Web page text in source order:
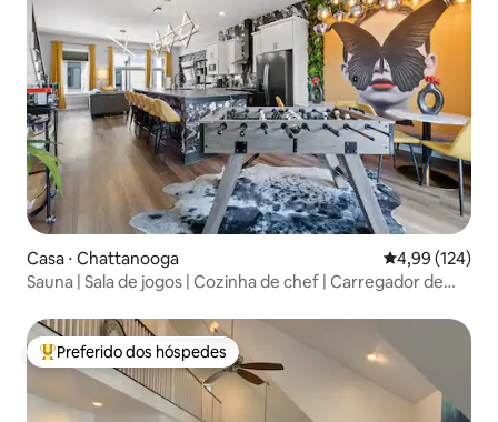
Casa ⋅ Chattanooga 4,99 de uma
4,99 (124)
Sauna | Sala de jogos | Cozinha de chef | Carregador de
Entre os melhores preferidos dos hóspedes
Preferido dos hóspedes